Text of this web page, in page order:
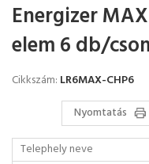
Energizer
elem 6 db/
Cikkszám: LR6MAX-CHP6
Nyomtatás
Telephely neve